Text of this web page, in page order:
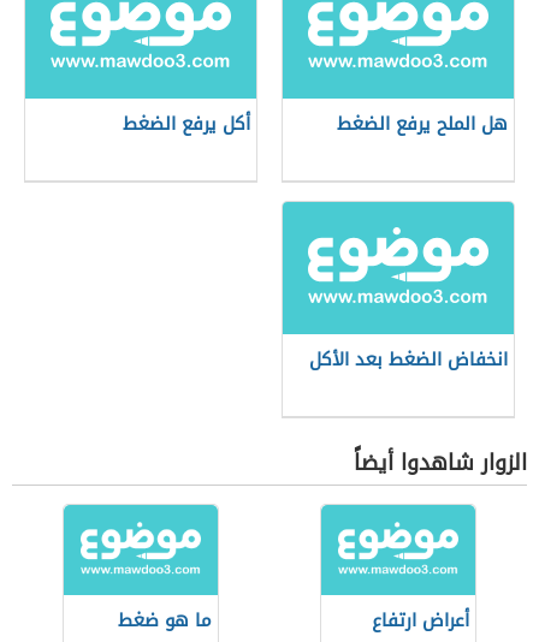
هل الملح يرفع الضغط أكل يرفع الضغط
انخفاض الضغط بعد الأكل
الزوار شاهدوا أيضاً
أعراض ارتفاع
ما هو ضغط